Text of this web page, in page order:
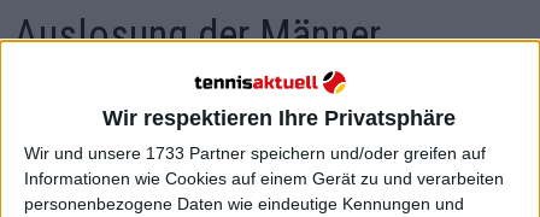
Wir respektieren Ihre Privatsphäre
Wir und unsere 1733 Partner speichern und/oder greifen auf
Informationen wie Cookies auf einem Gerät zu und verarbeiten
personenbezogene Daten wie eindeutige Kennungen und
Auslosung der Männer
Carlos Alcaraz bricht Rekorde, die seit 66 Jahren
Bestand haben. Er ist der jüngste topgesetzte
Spieler in der Geschichte der US Open 2023 und
setzt damit neue Maßstäbe in der modernen Ära.